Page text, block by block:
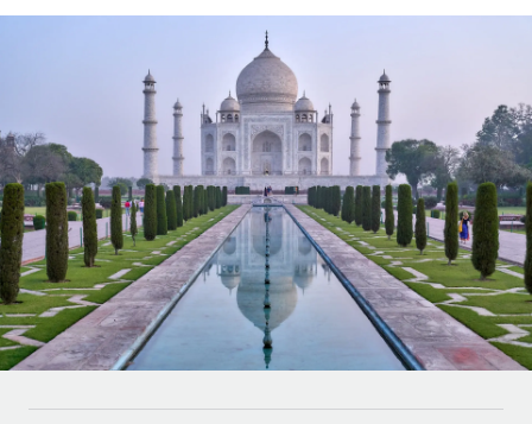
계약자 관리
전 세계 계약자의 온보딩 및 관리
복잡한 고용 업무를 아웃소싱
인프라
Remote 통합
HR을 워크플로에 매끄럽게 통합
플랫폼
팀을 위한 통합된 핵심 HR 기능
다른 업체들과 비교해보기
성장하는 기업을 위한 민첩한 글로벌 HR 및 급여 솔루션
중견기업
맞춤형 HR 솔루션으로 팀 확장
엔터프라이즈
대기업을 위한 글로벌 HR
글로벌 계약직을 위한 통화 옵션과 지급 소요 시간 확인
REMOTE와 함께 배우기
리서치 및 가이드
사례 연구
HR 용어집
체크리스트 및 템플릿
English
Français
Deutsch
Español
Italiano
Português (Portugal)
로그인